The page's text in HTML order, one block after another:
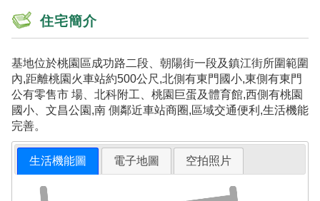
住宅簡介
基地位於桃園區成功路二段、朝陽街一段及鎮江街所圍範圍
內,距離桃園火車站約500公尺,北側有東門國小,東側有東門
公有零售市 場、北科附工、桃園巨蛋及體育館,西側有桃園
國小、文昌公園,南 側鄰近車站商圈,區域交通便利,生活機能
完善。
生活機能圖 電子地圖 空拍照片